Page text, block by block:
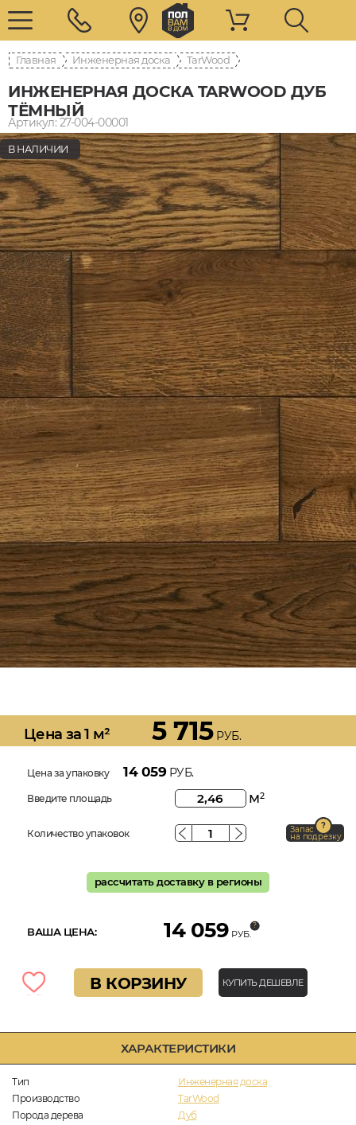
Главная Инженерная доска TarWood
ИНЖЕНЕРНАЯ ДОСКА TARWOOD ДУБ
ТЁМНЫЙ
Артикул: 27-004-00001
ХАРАКТЕРИСТИКИ
Тип
Инженерная доска
Производство
TarWood
Порода дерева
Дуб
В НАЛИЧИИ
Цена за 1 м² 5 715РУБ.
Цена за упаковку 14 059РУБ.
Введите площадь м2
Количество упаковок Запас
на подрезку
рассчитать доставку в регионы
ВАША ЦЕНА: 14 059 РУБ.
В КОРЗИНУ КУПИТЬ ДЕШЕВЛЕ